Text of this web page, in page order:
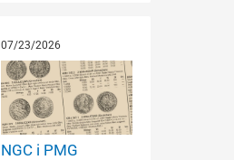
07/23/2026
NGC i PMG